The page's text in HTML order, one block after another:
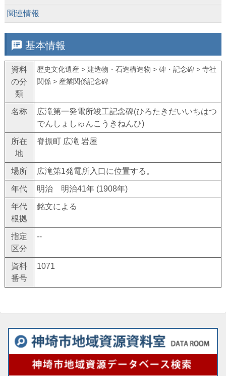
関連情報
speaker_notes 基本情報
資料
の分
類
歴史文化遺産 > 建造物・石造構造物 > 碑・記念碑 > 寺社
関係 > 産業関係記念碑
名称
広滝第一発電所竣工記念碑(ひろたきだいいちはつ
でんしょしゅんこうきねんひ)
所在
地
脊振町 広滝 岩屋
場所 広滝第1発電所入口に位置する。
年代 明治 明治41年 (1908年)
年代
根拠
銘文による
指定
区分
--
資料
番号
1071